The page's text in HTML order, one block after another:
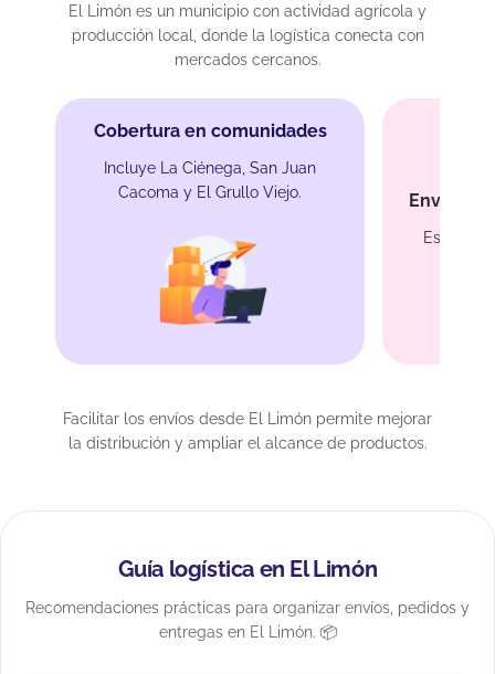
El Limón es un municipio con actividad agrícola y
producción local, donde la logística conecta con
mercados cercanos.
Cobertura en comunidades
Incluye La Ciénega, San Juan
Cacoma y El Grullo Viejo.
Envíos
Especial
Facilitar los envíos desde El Limón permite mejorar
la distribución y ampliar el alcance de productos.
Guía logística en El Limón
Recomendaciones prácticas para organizar envíos, pedidos y
entregas en El Limón. 📦